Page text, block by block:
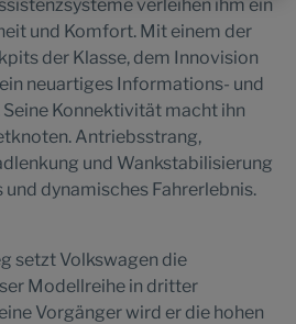
verleihen ihm ein
und Komfort. Mit einem der
der Klasse, dem Innovision
neuartiges Informations- und
Konnektivität macht ihn
Antriebsstrang,
und Wankstabilisierung
dynamisches Fahrerlebnis.
setzt Volkswagen die
Modellreihe in dritter
Vorgänger wird er die hohen